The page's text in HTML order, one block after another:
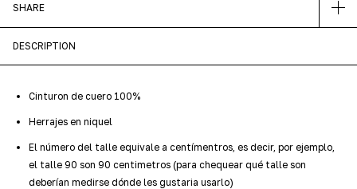
SHARE
DESCRIPTION
Cinturon de cuero 100%
Herrajes en niquel
El número del talle equivale a centímentros, es decir, por ejemplo,
el talle 90 son 90 centimetros (para chequear qué talle son
deberían medirse dónde les gustaria usarlo)